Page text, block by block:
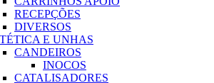
RECEPÇÕES
DIVERSOS
E UNHAS
CANDEIROS
INOCOS
CATALISADORES